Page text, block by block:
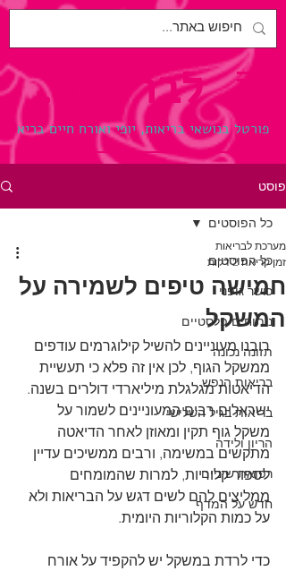
לבריאות.
פורטל בנושאי בריאות, יופי ואורח חיים בריא
פוסט
כל הפוסטים
כושר גופני
ניתוחים פלסטיים
תזונה נכונה
בריאות הנפש
בריאות בגיל השלישי
הריון ולידה
רפואת שיניים
חדש על המדף
כל הפוסטים
חמישה טיפים לשמירה על
המשקל
מערכת לבריאות
זמן קריאה 2 דקות
רובנו מעוניינים להשיל קילוגרמים עודפים
ממשקל הגוף, לכן אין זה פלא כי תעשיית
הדיאטות מגלגלת מיליארדי דולרים בשנה.
ישראלים רבים המעוניינים לשמור על
משקל גוף תקין ומאוזן לאחר הדיאטה
מתקשים במשימה, ורבים ממשיכים עדיין
לספור קלוריות, למרות שהמומחים
ממליצים להם לשים דגש על הבריאות ולא
על כמות הקלוריות היומית.
כדי לרדת במשקל יש להקפיד על אורח